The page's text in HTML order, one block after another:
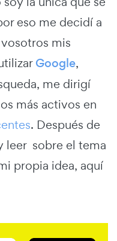
eso me decidí a
mis
Google,
me dirigí
más activos en
. Después de
leer sobre el tema
propia idea, aquí